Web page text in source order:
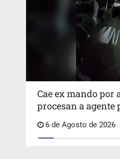
Cae ex mando por
procesan a agente
6 de Agosto de 2026